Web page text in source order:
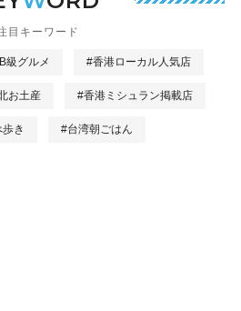
目キーワード
級グルメ #香港ローカル人気店
お土産 #香港ミシュラン掲載店
き #台湾朝ごはん